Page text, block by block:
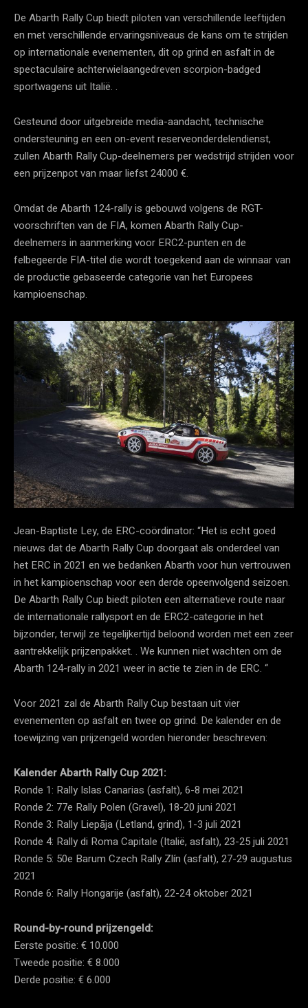
De Abarth Rally Cup biedt piloten van verschillende leeftijden
en met verschillende ervaringsniveaus de kans om te strijden
op internationale evenementen, dit op grind en asfalt in de
spectaculaire achterwielaangedreven scorpion-badged
sportwagens uit Italië. .
Gesteund door uitgebreide media-aandacht, technische
ondersteuning en een on-event reserveonderdelendienst,
zullen Abarth Rally Cup-deelnemers per wedstrijd strijden voor
een prijzenpot van maar liefst 24000 €.
Omdat de Abarth 124-rally is gebouwd volgens de RGT-
voorschriften van de FIA, komen Abarth Rally Cup-
deelnemers in aanmerking voor ERC2-punten en de
felbegeerde FIA-titel die wordt toegekend aan de winnaar van
de productie gebaseerde categorie van het Europees
kampioenschap.
Jean-Baptiste Ley, de ERC-coördinator: “Het is echt goed
nieuws dat de Abarth Rally Cup doorgaat als onderdeel van
het ERC in 2021 en we bedanken Abarth voor hun vertrouwen
in het kampioenschap voor een derde opeenvolgend seizoen.
De Abarth Rally Cup biedt piloten een alternatieve route naar
de internationale rallysport en de ERC2-categorie in het
bijzonder, terwijl ze tegelijkertijd beloond worden met een zeer
aantrekkelijk prijzenpakket. . We kunnen niet wachten om de
Abarth 124-rally in 2021 weer in actie te zien in de ERC. “
Voor 2021 zal de Abarth Rally Cup bestaan ​​uit vier
evenementen op asfalt en twee op grind. De kalender en de
toewijzing van prijzengeld worden hieronder beschreven:
Kalender Abarth Rally Cup 2021:
Ronde 1: Rally Islas Canarias (asfalt), 6-8 mei 2021
Ronde 2: 77e Rally Polen (Gravel), 18-20 juni 2021
Ronde 3: Rally Liepāja (Letland, grind), 1-3 juli 2021
Ronde 4: Rally di Roma Capitale (Italië, asfalt), 23-25 ​​juli 2021
Ronde 5: 50e Barum Czech Rally Zlín (asfalt), 27-29 augustus
2021
Ronde 6: Rally Hongarije (asfalt), 22-24 oktober 2021
Round-by-round prijzengeld:
Eerste positie: € 10.000
Tweede positie: € 8.000
Derde positie: € 6.000